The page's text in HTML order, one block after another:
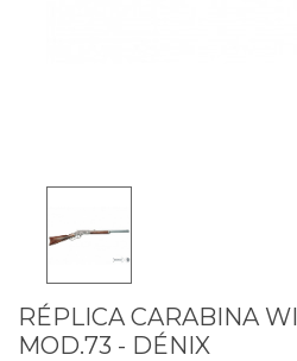
RÉPLICA CARABINA
MOD.73 - DÉNIX